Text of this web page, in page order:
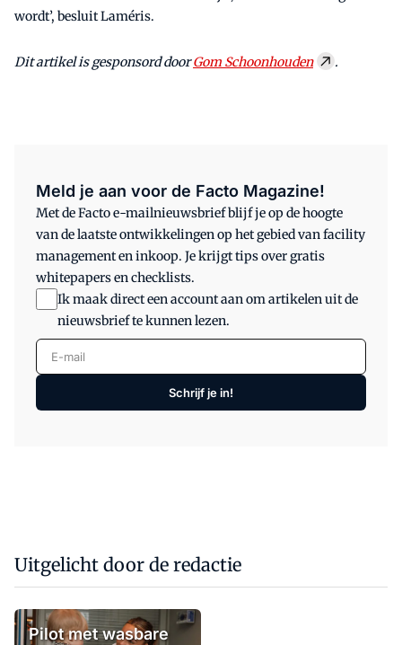
wordt’, besluit Laméris.
Dit artikel is gesponsord doorGom Schoonhouden .
Meld je aan voor de Facto Magazine!
Met de Facto e-mailnieuwsbrief blijf je op de hoogte
van de laatste ontwikkelingen op het gebied van facility
management en inkoop. Je krijgt tips over gratis
whitepapers en checklists.
Ik maak direct een account aan om artikelen uit de
nieuwsbrief te kunnen lezen.
E-mail
Schrijf je in!
Uitgelicht door de redactie
Pilot met wasbare